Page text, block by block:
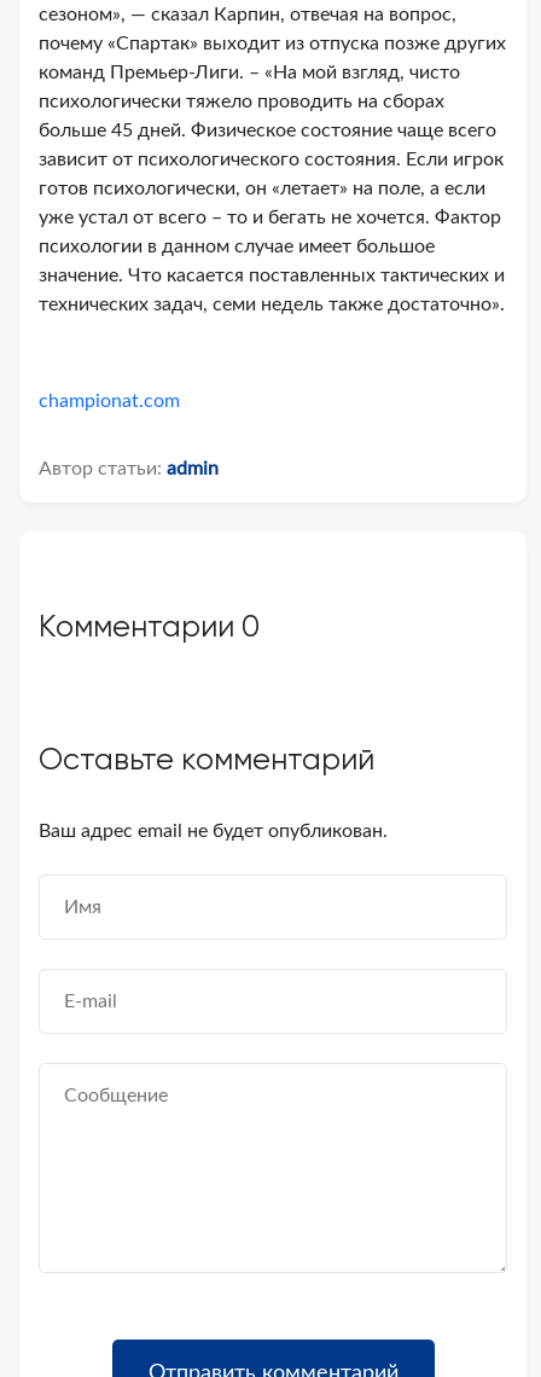
сезоном», — сказал Карпин, отвечая на вопрос,
почему «Спартак» выходит из отпуска позже других
команд Премьер-Лиги. – «На мой взгляд, чисто
психологически тяжело проводить на сборах
больше 45 дней. Физическое состояние чаще всего
зависит от психологического состояния. Если игрок
готов психологически, он «летает» на поле, а если
уже устал от всего – то и бегать не хочется. Фактор
психологии в данном случае имеет большое
значение. Что касается поставленных тактических и
технических задач, семи недель также достаточно».
championat.com
Автор статьи: admin
Комментарии 0
Оставьте комментарий
Ваш адрес email не будет опубликован.